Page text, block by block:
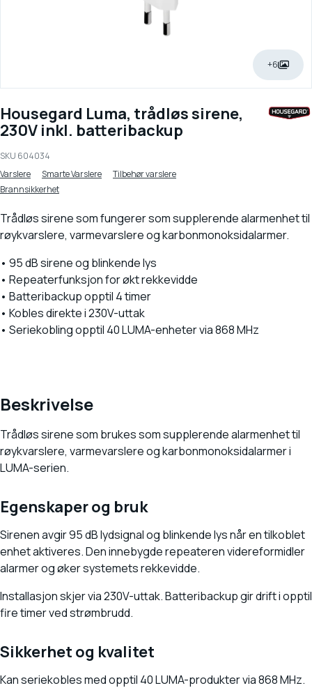
+6
Housegard Luma, trådløs sirene,
230V inkl. batteribackup
SKU 604034
Varslere
Smarte Varslere
Tilbehør varslere
Brannsikkerhet
Trådløs sirene som fungerer som supplerende alarmenhet til
røykvarslere, varmevarslere og karbonmonoksidalarmer.
• 95 dB sirene og blinkende lys
• Repeaterfunksjon for økt rekkevidde
• Batteribackup opptil 4 timer
• Kobles direkte i 230V-uttak
• Seriekobling opptil 40 LUMA-enheter via 868 MHz
Beskrivelse
Trådløs sirene som brukes som supplerende alarmenhet til
røykvarslere, varmevarslere og karbonmonoksidalarmer i
LUMA-serien.
Egenskaper og bruk
Sirenen avgir 95 dB lydsignal og blinkende lys når en tilkoblet
enhet aktiveres. Den innebygde repeateren videreformidler
alarmer og øker systemets rekkevidde.
Installasjon skjer via 230V-uttak. Batteribackup gir drift i opptil
fire timer ved strømbrudd.
Sikkerhet og kvalitet
Kan seriekobles med opptil 40 LUMA-produkter via 868 MHz.